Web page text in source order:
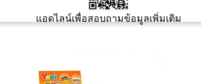
แอดไลน์เพื่อสอบถามข้อมูลเพิ่มเติม